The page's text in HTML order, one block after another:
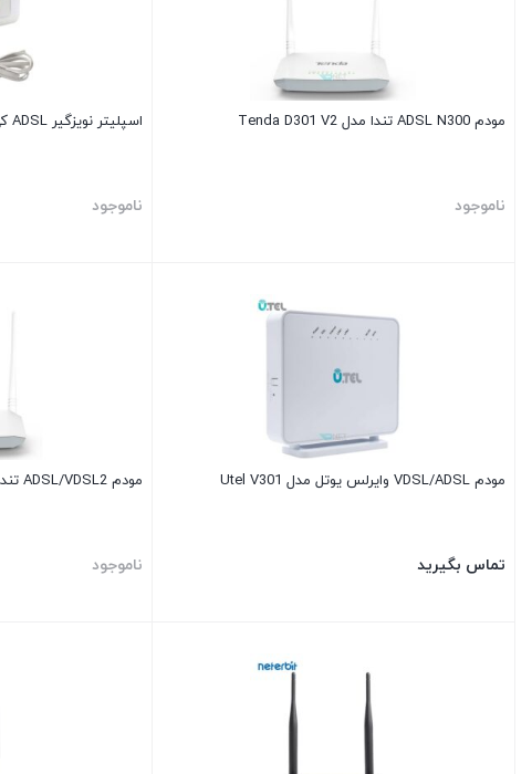
مودم ADSL N300 تندا مدل Tenda D301 V2
ناموجود
اسپلیتر نویزگیر ADSL کی نت مدل K-net
ناموجود
مودم VDSL/ADSL وایرلس یوتل مدل Utel V301
تماس بگیرید
مودم ADSL/VDSL2 تندا N300 مدل V300
ناموجود